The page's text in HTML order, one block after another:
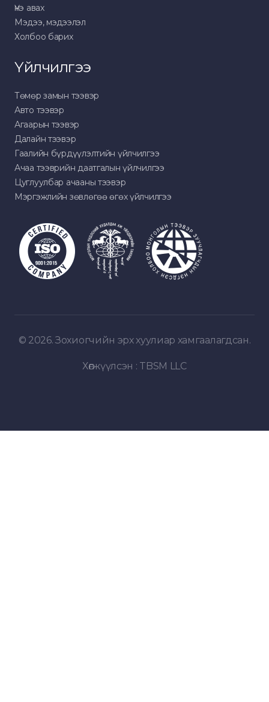
Үнэ авах
Мэдээ, мэдээлэл
Холбоо барих
Үйлчилгээ
Төмөр замын тээвэр
Авто тээвэр
Агаарын тээвэр
Далайн тээвэр
Гаалийн бүрдүүлэлтийн үйлчилгээ
Ачаа тээврийн даатгалын үйлчилгээ
Цуглуулбар ачааны тээвэр
Мэргэжлийн зөвлөгөө өгөх үйлчилгээ
© 2026. Зохиогчийн эрх хуулиар хамгаалагдсан.
Хөгжүүлсэн : TBSM LLC